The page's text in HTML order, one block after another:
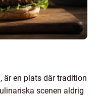
är en plats där tradition
scenen aldrig